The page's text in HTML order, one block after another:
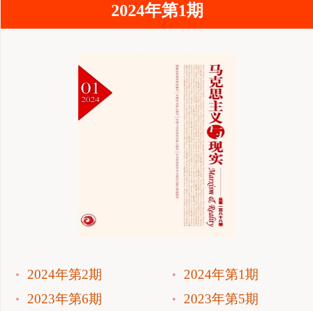
2024年第1期
2024年第2期
2024年第1期
2023年第6期
2023年第5期